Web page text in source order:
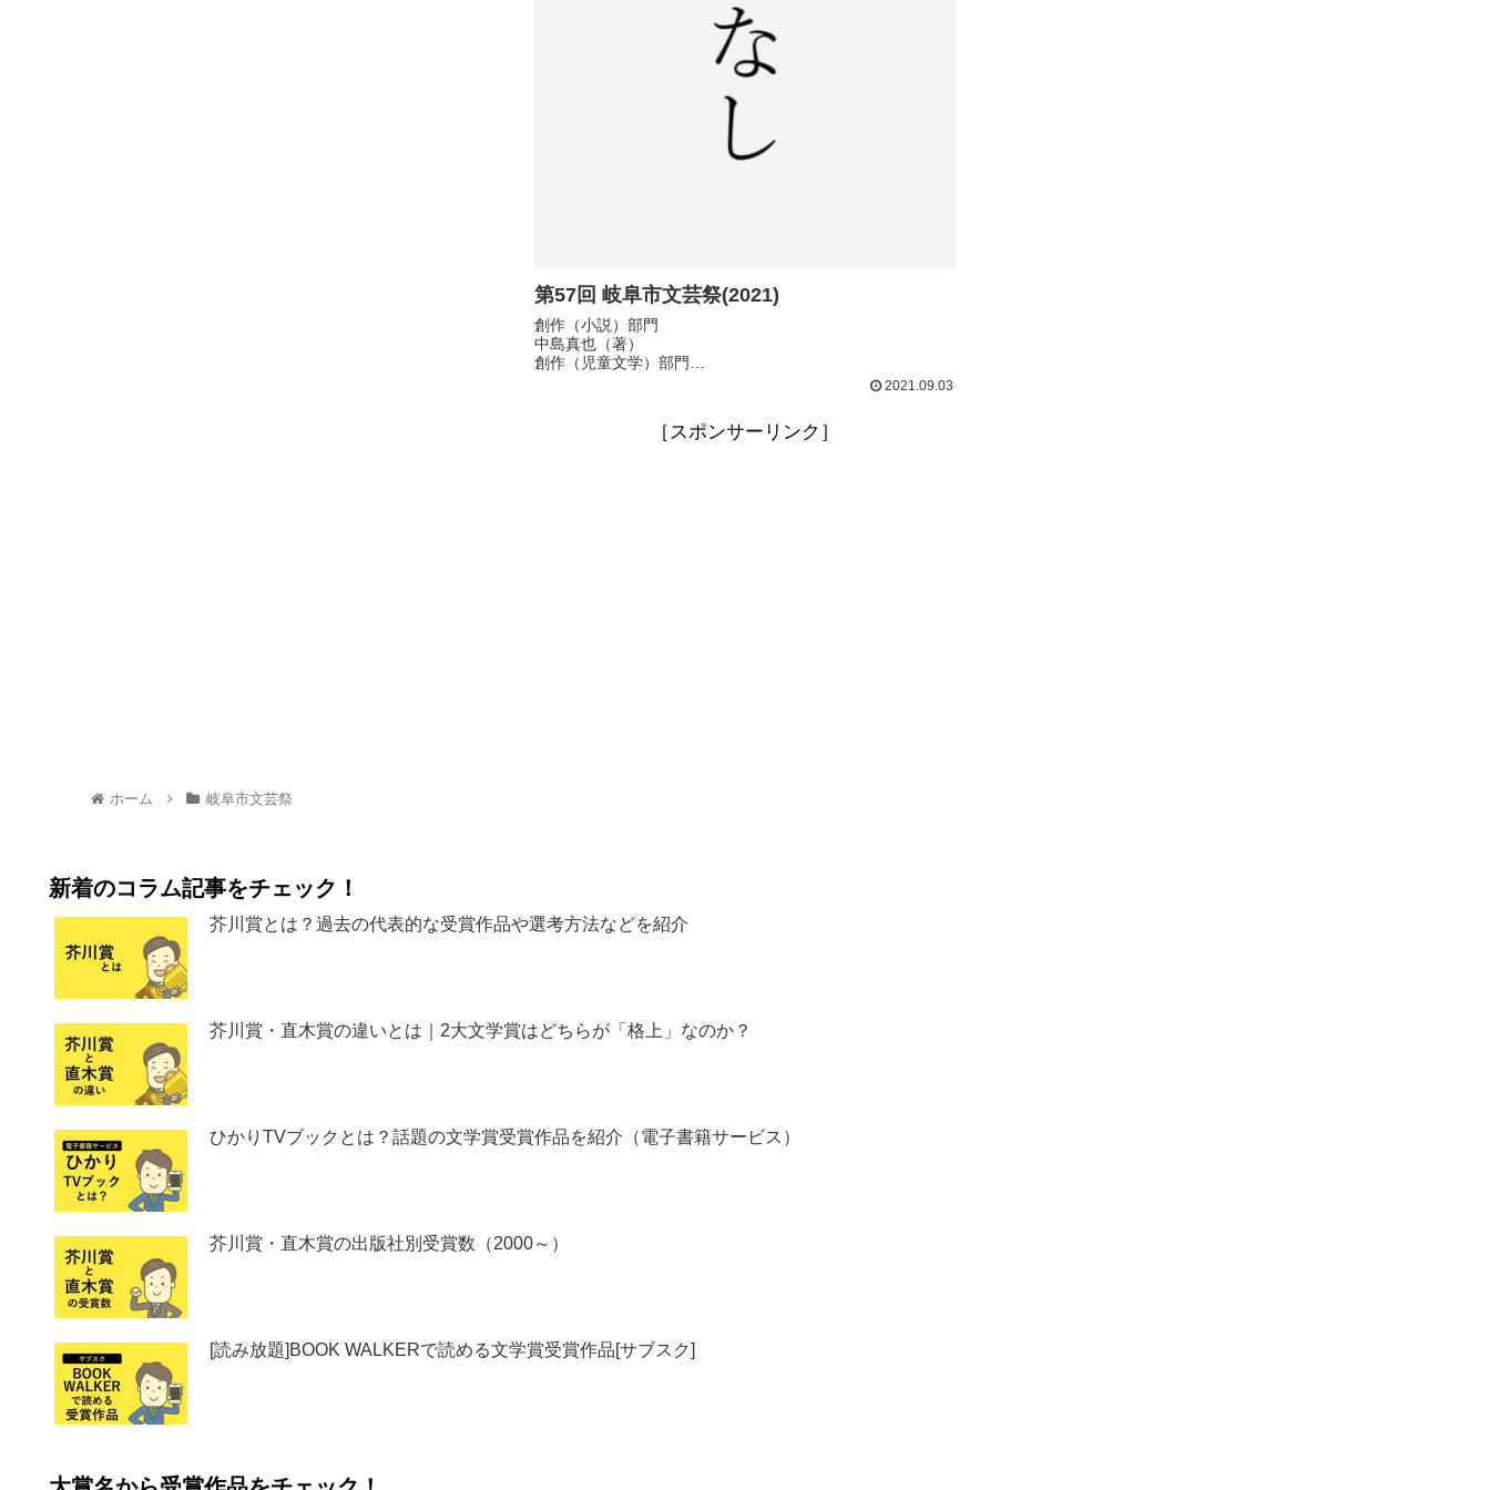
第57回 岐阜市文芸祭(2021)
創作（小説）部門
中島真也（著）
創作（児童文学）部門
2021.09.03
［スポンサーリンク］
ホーム 岐阜市文芸祭
新着のコラム記事をチェック！
芥川賞とは？過去の代表的な受賞作品や選考方法などを紹介
芥川賞・直木賞の違いとは｜2大文学賞はどちらが「格上」なのか？
ひかりTVブックとは？話題の文学賞受賞作品を紹介（電子書籍サービス）
芥川賞・直木賞の出版社別受賞数（2000～）
[読み放題]BOOK WALKERで読める文学賞受賞作品[サブスク]